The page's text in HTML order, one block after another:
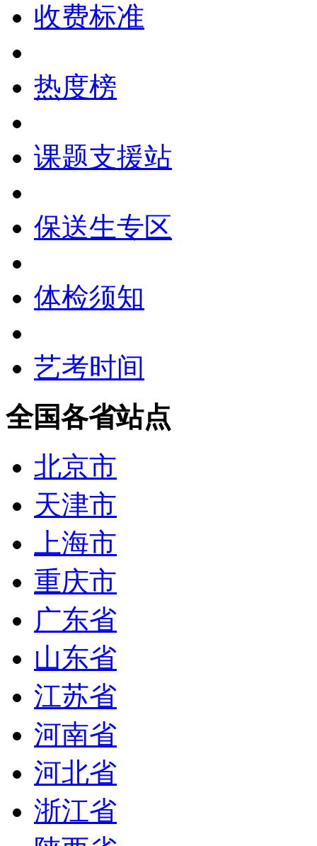
收费标准
热度榜
课题支援站
保送生专区
体检须知
艺考时间
全国各省站点
北京市
天津市
上海市
重庆市
广东省
山东省
江苏省
河南省
河北省
浙江省